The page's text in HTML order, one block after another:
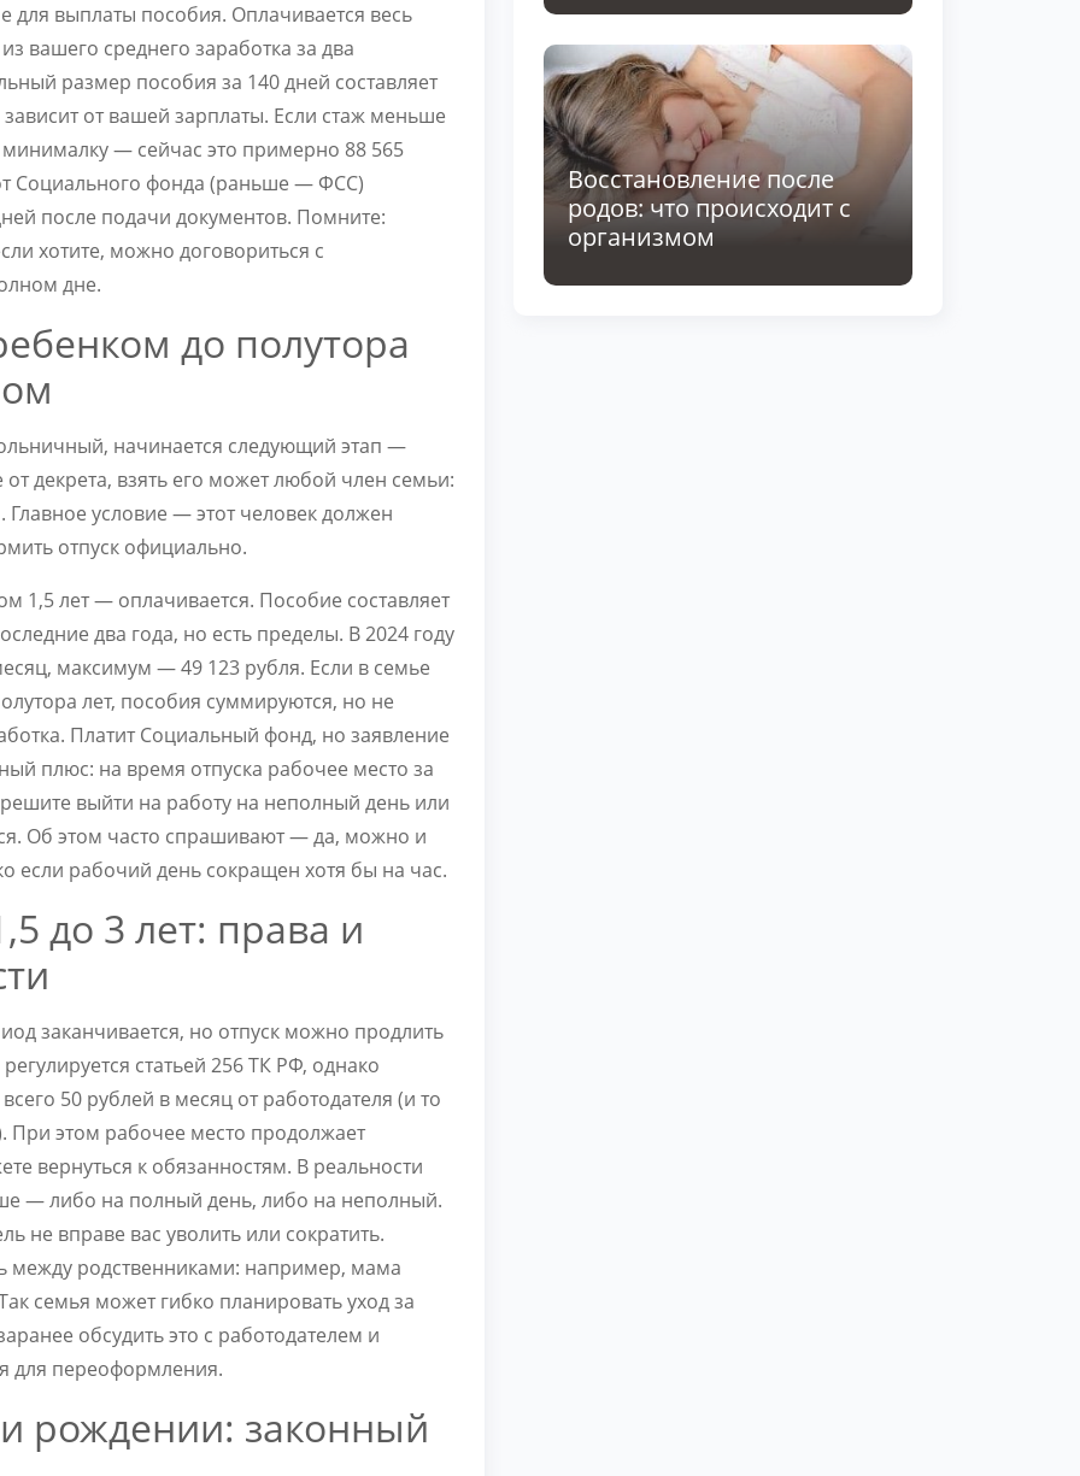
для выплаты пособия. Оплачивается весь
вашего среднего заработка за два
размер пособия за 140 дней составляет
от вашей зарплаты. Если стаж меньше
— сейчас это примерно 88 565
Социального фонда (раньше — ФСС)
после подачи документов. Помните:
хотите, можно договориться с
дне.
до полутора
начинается следующий этап —
декрета, взять его может любой член семьи:
условие — этот человек должен
отпуск официально.
1,5 лет — оплачивается. Пособие составляет
два года, но есть пределы. В 2024 году
максимум — 49 123 рубля. Если в семье
лет, пособия суммируются, но не
Платит Социальный фонд, но заявление
плюс: на время отпуска рабочее место за
выйти на работу на неполный день или
Об этом часто спрашивают — да, можно и
если рабочий день сокращен хотя бы на час.
до 3 лет: права и
заканчивается, но отпуск можно продлить
статьей 256 ТК РФ, однако
50 рублей в месяц от работодателя (и то
этом рабочее место продолжает
вернуться к обязанностям. В реальности
— либо на полный день, либо на неполный.
не вправе вас уволить или сократить.
между родственниками: например, мама
семья может гибко планировать уход за
обсудить это с работодателем и
для переоформления.
рождении: законный
Восстановление после
родов: что происходит с
организмом